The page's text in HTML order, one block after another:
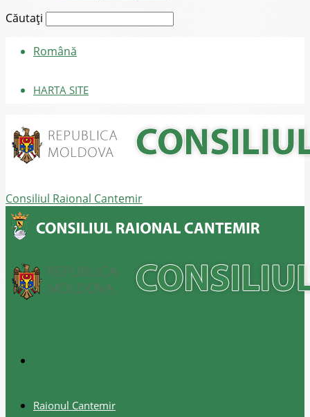
Căutați
Română
HARTA SITE
Consiliul Raional Cantemir
Raionul Cantemir